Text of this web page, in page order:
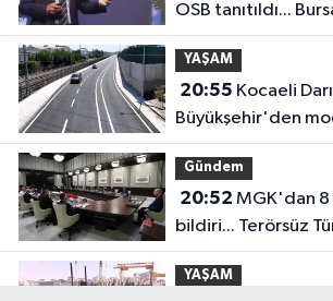
OSB tanıtıldı...
yolculuğunda yeni
YAŞAM
20:55
Büyükşehir'den
yatırımı
Gündem
20:52
bildiri... Terörsüz
güvenlik ve Gazze
YAŞAM